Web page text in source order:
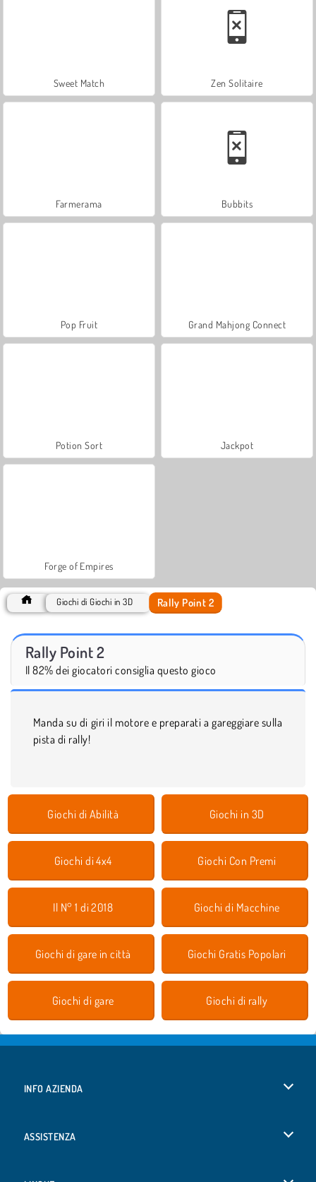
Sweet Match Zen Solitaire
Farmerama Bubbits
Pop Fruit Grand Mahjong Connect
Potion Sort Jackpot
Forge of Empires
Giochi di Giochi in 3D Rally Point 2
Rally Point 2
Il 82% dei giocatori consiglia questo gioco
Manda su di giri il motore e preparati a gareggiare sulla
pista di rally!
Giochi di Abilità Giochi in 3D
Giochi di 4x4 Giochi Con Premi
Il N° 1 di 2018 Giochi di Macchine
Giochi di gare in città Giochi Gratis Popolari
Giochi di gare Giochi di rally
INFO AZIENDA
ASSISTENZA